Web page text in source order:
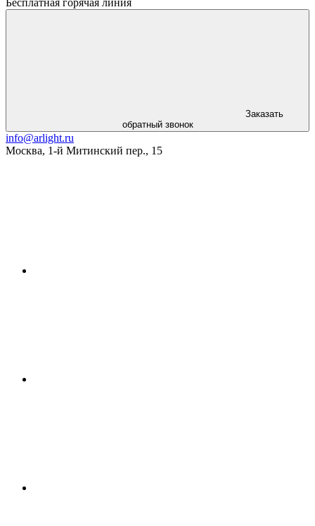
Заказать
обратный звонок
info@arlight.ru
Москва, 1-й Митинский пер., 15